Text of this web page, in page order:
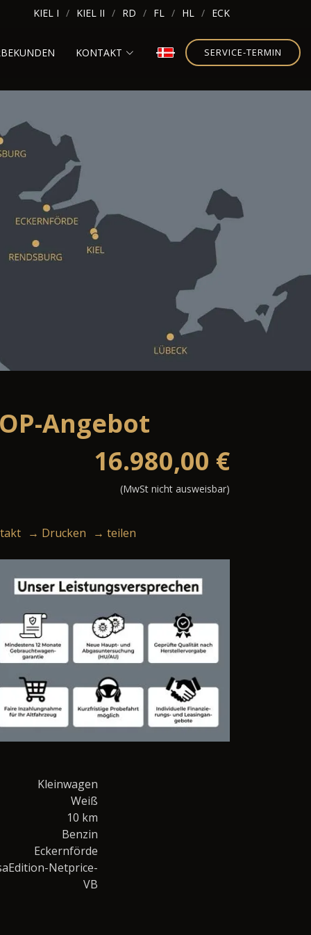
KIEL I KIEL II RD FL HL ECK
KONTAKT SERVICE-TERMIN
Angebot
16.980,00 €
(MwSt nicht ausweisbar)
→ Drucken → teilen
Kleinwagen
Weiß
10 km
Benzin
Eckernförde
Netprice-
VB